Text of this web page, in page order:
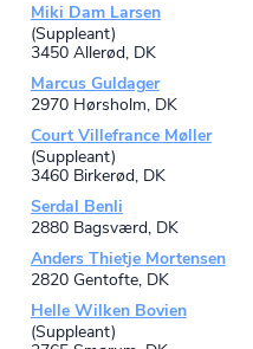
Miki Dam Larsen
(Suppleant)
3450 Allerød, DK
Marcus Guldager
2970 Hørsholm, DK
Court Villefrance Møller
(Suppleant)
3460 Birkerød, DK
Serdal Benli
2880 Bagsværd, DK
Anders Thietje Mortensen
2820 Gentofte, DK
Helle Wilken Bovien
(Suppleant)